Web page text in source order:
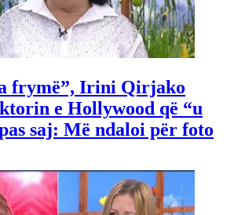
frymë”, Irini Qirjako
e Hollywood që “u
saj: Më ndaloi për foto